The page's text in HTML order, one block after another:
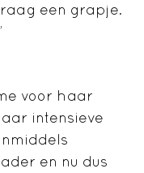
een grapje.
voor haar
intensieve
en nu dus